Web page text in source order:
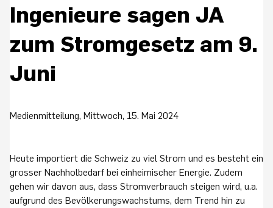
Ingenieure sagen JA
zum Stromgesetz am 9.
Juni
Medienmitteilung, Mittwoch, 15. Mai 2024
Heute importiert die Schweiz zu viel Strom und es besteht ein
grosser Nachholbedarf bei einheimischer Energie. Zudem
gehen wir davon aus, dass Stromverbrauch steigen wird, u.a.
aufgrund des Bevölkerungswachstums, dem Trend hin zu